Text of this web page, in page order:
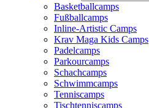
Basketballcamps
Fußballcamps
Inline-Artistic Camps
Krav Maga Kids Camps
Padelcamps
Parkourcamps
Schachcamps
Schwimmcamps
Tenniscamps
Tischtenniscamps